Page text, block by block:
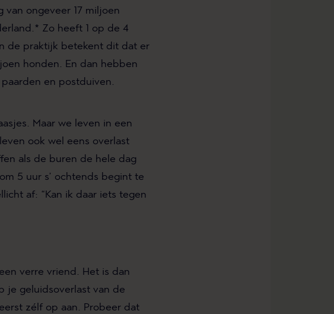
ongeveer 17 miljoen
Zo heeft 1 op de 4
de praktijk betekent dit dat er
honden. En dan hebben
en postduiven.
Maar we leven in een
ook wel eens overlast
als de buren de hele dag
5 uur s’ ochtends begint te
af: “ Kan ik daar iets tegen
verre vriend. Het is dan
je geluidsoverlast van de
zélf op aan. Probeer dat